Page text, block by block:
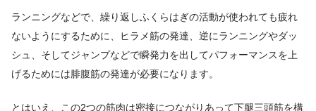
ランニングなどで、繰り返しふくらはぎの活動が使われても疲れ
ないようにするために、ヒラメ筋の発達、逆にランニングやダッ
シュ、そしてジャンプなどで瞬発力を出してパフォーマンスを上
げるためには腓腹筋の発達が必要になります。
とはいえ、この2つの筋肉は密接につながりあって下腿三頭筋を構